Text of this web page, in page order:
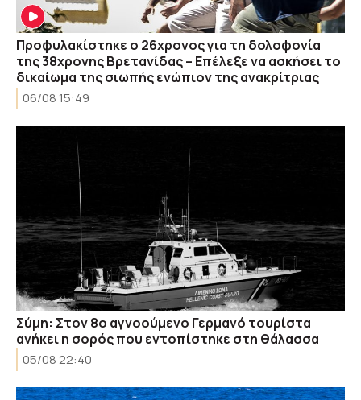
Προφυλακίστηκε ο 26χρονος για τη δολοφονία
της 38χρονης Βρετανίδας – Επέλεξε να ασκήσει το
δικαίωμα της σιωπής ενώπιον της ανακρίτριας
06/08 15:49
Σύμη: Στον 8ο αγνοούμενο Γερμανό τουρίστα
ανήκει η σορός που εντοπίστηκε στη θάλασσα
05/08 22:40